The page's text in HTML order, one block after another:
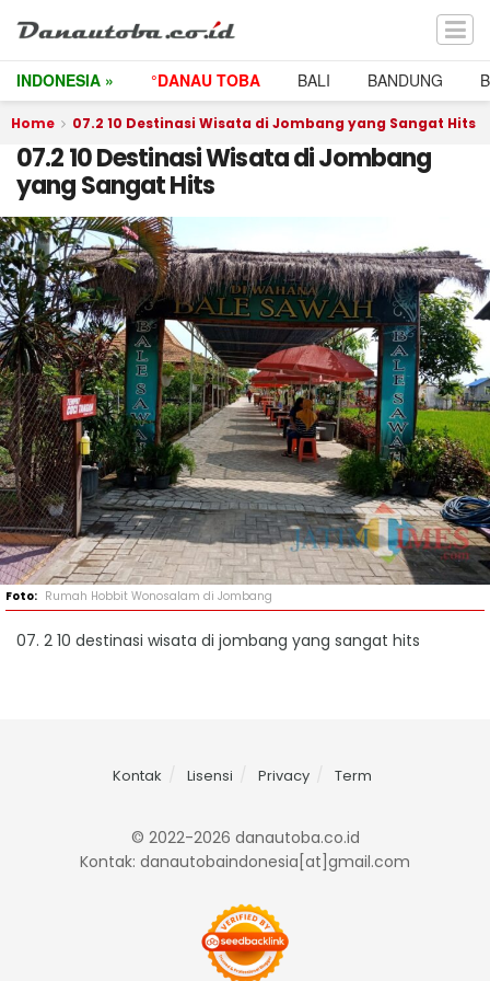
INDONESIA » °DANAU TOBA BALI BANDUNG
Home 07.2 10 Destinasi Wisata di Jombang yang Sangat Hits
07.2 10 Destinasi Wisata di Jombang
yang Sangat Hits
Rumah Hobbit Wonosalam di Jombang
07. 2 10 destinasi wisata di jombang yang sangat hits
Kontak Lisensi Privacy Term
© 2022-2026 danautoba.co.id
Kontak: danautobaindonesia[at]gmail.com